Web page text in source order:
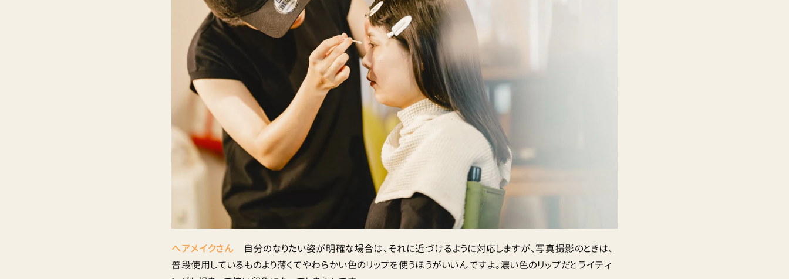
ヘアメイクさん 自分のなりたい姿が明確な場合は、それに近づけるように対応しますが、写真撮影のときは、
普段使用しているものより薄くてやわらかい色のリップを使うほうがいいんですよ。濃い色のリップだとライティ